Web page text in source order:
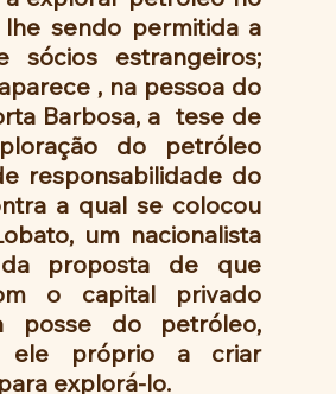
lhe sendo permitida a
sócios estrangeiros;
, na pessoa do
Barbosa, a  tese de
do petróleo
responsabilidade do
a qual se colocou
um nacionalista
proposta de que
o capital privado
posse do petróleo,
ele próprio a criar
explorá-lo.